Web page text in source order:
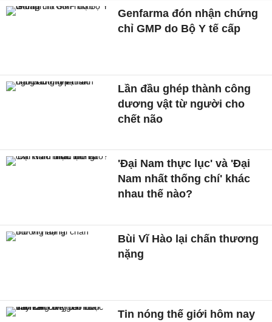
Genfarma đón nhận chứng
chỉ GMP do Bộ Y tế cấp
Lần đầu ghép thành công
dương vật từ người cho
chết não
'Đại Nam thực lục' và 'Đại
Nam nhất thống chí' khác
nhau thế nào?
Bùi Vĩ Hào lại chấn thương
nặng
Tin nóng thế giới hôm nay